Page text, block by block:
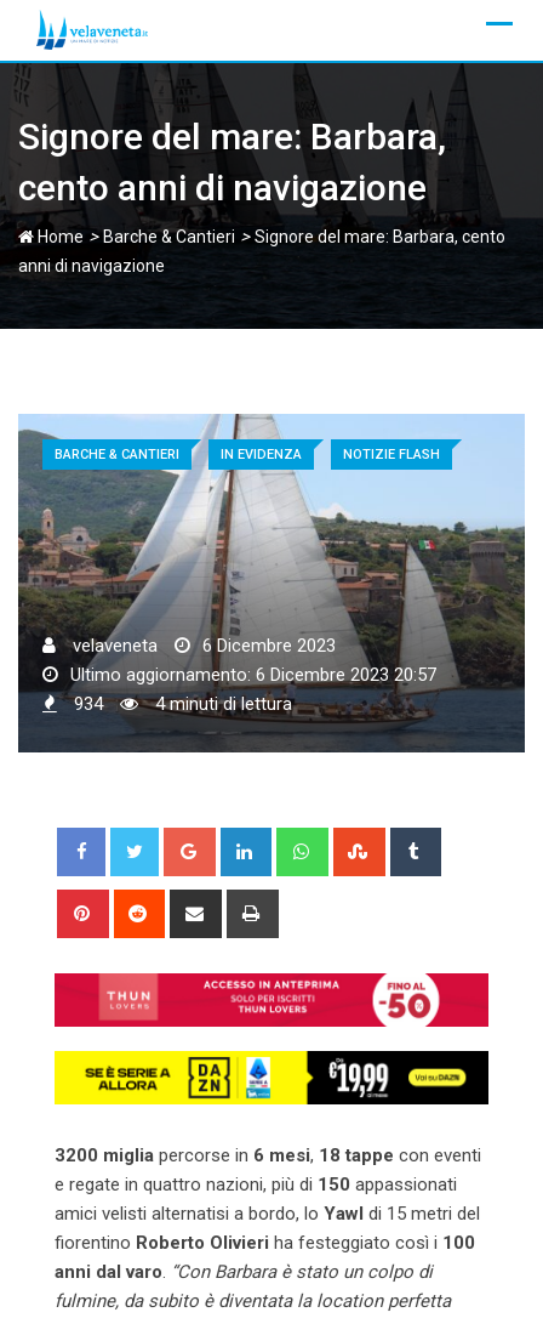
content
Signore del mare: Barbara,
cento anni di navigazione
Home > Barche & Cantieri >Signore del mare: Barbara, cento
anni di navigazione
BARCHE & CANTIERI IN EVIDENZA NOTIZIE FLASH
velaveneta
6 Dicembre 2023
Ultimo aggiornamento: 6 Dicembre 2023 20:57
934
4 minuti di lettura
Google+ LinkedIn WhatsappStumbleUpon
Pinterest Reddit
Share
3200 miglia percorse in 6 mesi, 18 tappe con eventi
e regate in quattro nazioni, più di 150 appassionati
amici velisti alternatisi a bordo, lo Yawl di 15 metri del
fiorentino Roberto Olivieri ha festeggiato così i 100
anni dal varo. “Con Barbara è stato un colpo di
fulmine, da subito è diventata la location perfetta